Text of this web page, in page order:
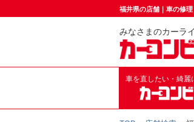
福井県の店舗｜車の修
みなさまのカーラ
車を直したい・綺麗